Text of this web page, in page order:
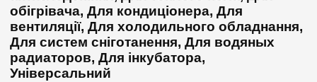
обігрівача, Для кондиціонера, Для
вентиляції, Для холодильного обладнання,
Для систем сніготанення, Для водяных
радиаторов, Для інкубатора,
Універсальний